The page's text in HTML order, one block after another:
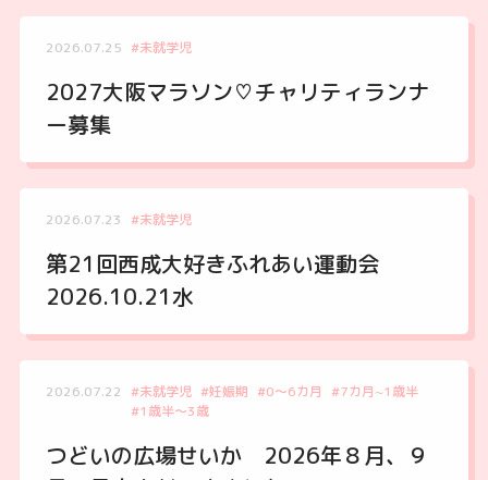
2026.07.25 #未就学児
2027大阪マラソン♡チャリティランナ
ー募集
2026.07.23 #未就学児
第21回西成大好きふれあい運動会
2026.10.21水
2026.07.22 #未就学児 #妊娠期 #0～6カ月
#7カ月~1歳半
#1歳半～3歳
つどいの広場せいか 2026年８月、９